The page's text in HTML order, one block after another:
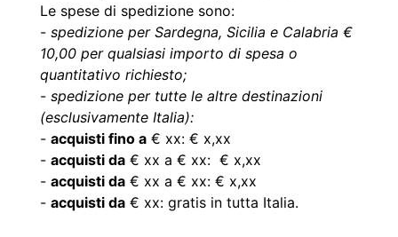
Le spese di spedizione sono:
- spedizione per Sardegna, Sicilia e Calabria €
10,00 per qualsiasi importo di spesa o
quantitativo richiesto;
- spedizione per tutte le altre destinazioni
(esclusivamente Italia):
- acquisti fino a € xx: € x,xx
- acquisti da € xx a € xx: € x,xx
- acquisti da € xx a € xx: € x,xx
- acquisti da € xx: gratis in tutta Italia.